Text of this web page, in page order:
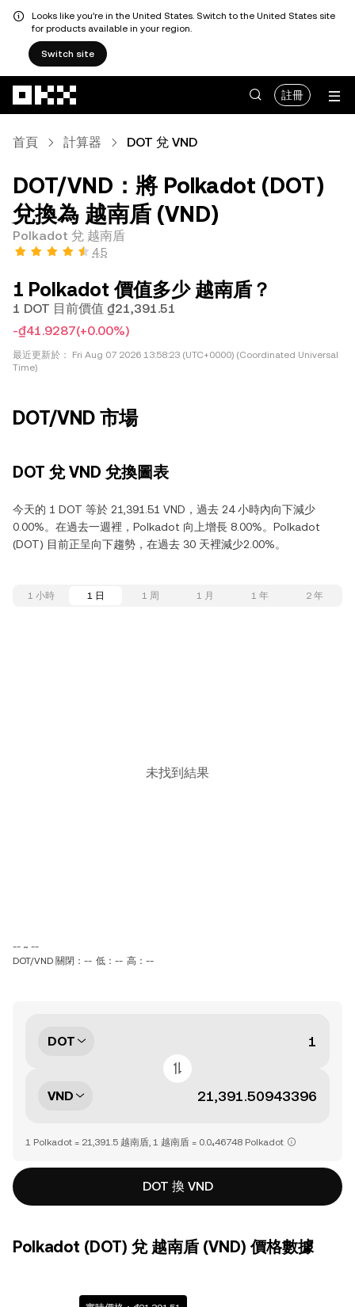
Looks like you're in the United States. Switch to the United States site
for products available in your region.
Switch site
註冊
首頁 計算器 DOT 兌 VND
DOT/VND：將 Polkadot (DOT)
兌換為 越南盾 (VND)
Polkadot 兌 越南盾
4.5
1 Polkadot 價值多少 越南盾？
1 DOT 目前價值 ₫21,391.51
-₫41.9287(+0.00%)
最近更新於：
Fri Aug 07 2026 13:58:23 (UTC+0000) (Coordinated Universal
Time)
DOT/VND 市場
DOT 兌 VND 兌換圖表
今天的 1 DOT 等於 21,391.51 VND，過去 24 小時內向下減少
0.00%。在過去一週裡，Polkadot 向上增長 8.00%。Polkadot
(DOT) 目前正呈向下趨勢，在過去 30 天裡減少2.00%。
1 小時 1 日 1 周 1 月 1 年 2 年
未找到結果
-- ~ --
DOT/VND 關閉：-- 低：-- 高：--
DOT
VND
1 Polkadot = 21,391.5 越南盾, 1 越南盾 = 0.0₄46748 Polkadot
DOT 換 VND
Polkadot (DOT) 兌 越南盾 (VND) 價格數據